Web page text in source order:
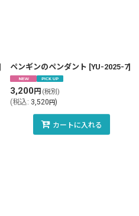
ペンギンのペンダント [YU-2025-7]
3,200円 (税別)
(税込: 3,520円)
カートに入れる